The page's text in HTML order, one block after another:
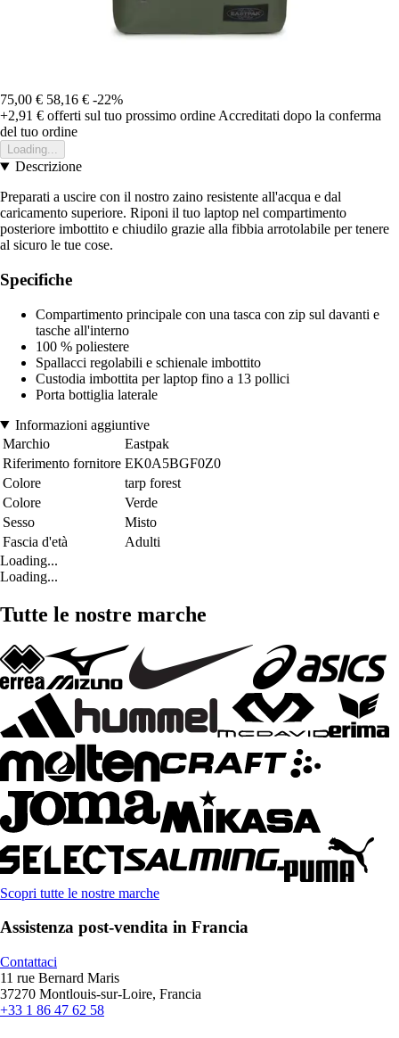
75,00 € 58,16 € -22%
+2,91 € offerti sul tuo prossimo ordine Accreditati dopo la conferma
del tuo ordine
Loading...
Descrizione
Preparati a uscire con il nostro zaino resistente all'acqua e dal
caricamento superiore. Riponi il tuo laptop nel compartimento
posteriore imbottito e chiudilo grazie alla fibbia arrotolabile per tenere
al sicuro le tue cose.
Specifiche
Compartimento principale con una tasca con zip sul davanti e
tasche all'interno
100 % poliestere
Spallacci regolabili e schienale imbottito
Custodia imbottita per laptop fino a 13 pollici
Porta bottiglia laterale
Informazioni aggiuntive
Marchio
Eastpak
Riferimento fornitore EK0A5BGF0Z0
Colore
tarp forest
Colore
Verde
Sesso
Misto
Fascia d'età
Adulti
Loading...
Loading...
Tutte le nostre marche
Scopri tutte le nostre marche
Assistenza post-vendita in Francia
Contattaci
11 rue Bernard Maris
37270 Montlouis-sur-Loire, Francia
+33 1 86 47 62 58